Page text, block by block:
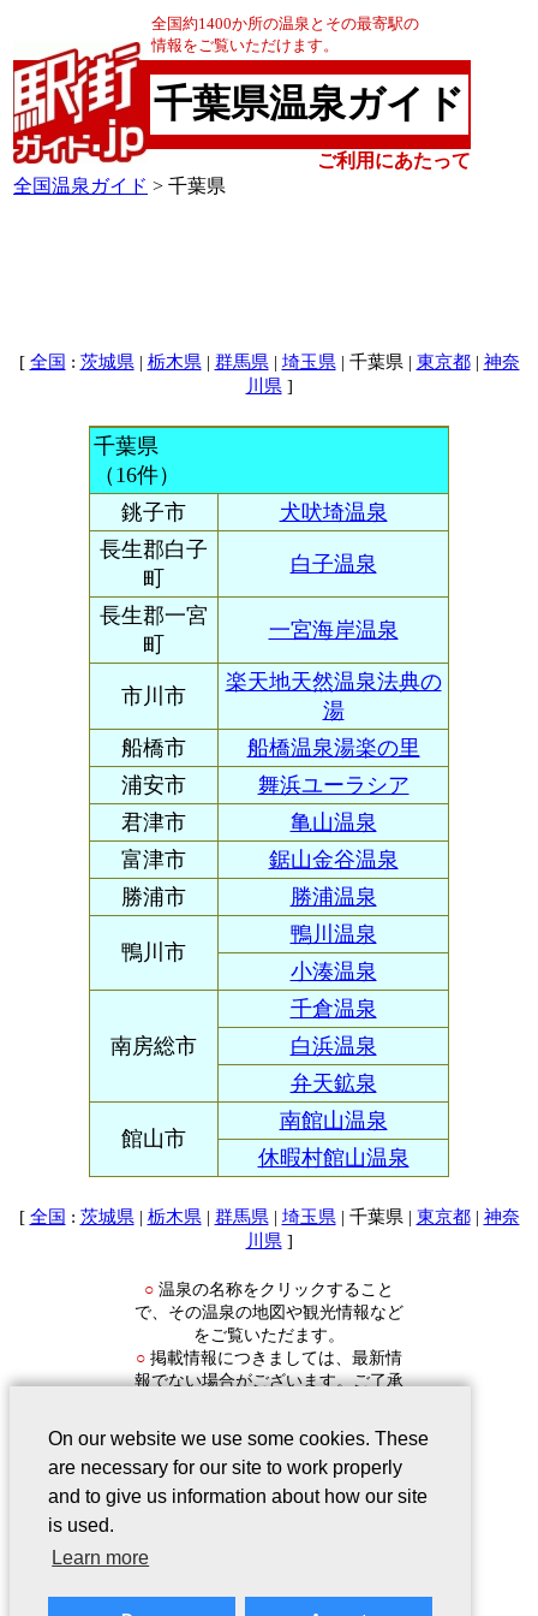
全国約1400か所の温泉とその最寄駅の
情報をご覧いただけます。
千葉県温泉ガイド
ご利用にあたって
全国温泉ガイド > 千葉県
[ 全国 : 茨城県 | 栃木県 | 群馬県 | 埼玉県 | 千葉県 | 東京都| 神奈
川県 ]
千葉県
（16件）
銚子市
犬吠埼温泉
長生郡白子
町
白子温泉
長生郡一宮
町
一宮海岸温泉
市川市
楽天地天然温泉法典の
湯
船橋市
船橋温泉湯楽の里
浦安市
舞浜ユーラシア
君津市
亀山温泉
富津市
鋸山金谷温泉
勝浦市
勝浦温泉
鴨川市
鴨川温泉
小湊温泉
南房総市
千倉温泉
白浜温泉
弁天鉱泉
館山市
南館山温泉
休暇村館山温泉
[ 全国 : 茨城県 | 栃木県 | 群馬県 | 埼玉県 | 千葉県 | 東京都| 神奈
川県 ]
○ 温泉の名称をクリックすること
で、その温泉の地図や観光情報など
をご覧いただます。
○ 掲載情報につきましては、最新情
報でない場合がございます。ご了承
会社案内
ポリシー ｜リンクについて｜ご意
On our website we use some cookies. These
are necessary for our site to work properly
and to give us information about how our site
is used.
Learn more